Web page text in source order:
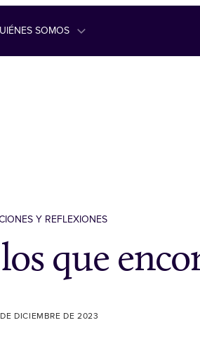
SOMOS
Y REFLEXIONES
los que
DICIEMBRE DE 2023